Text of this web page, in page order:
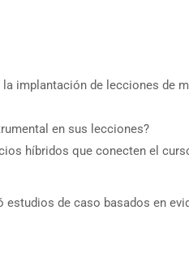
implantación de lecciones de
en sus lecciones?
híbridos que conecten el
de caso basados en